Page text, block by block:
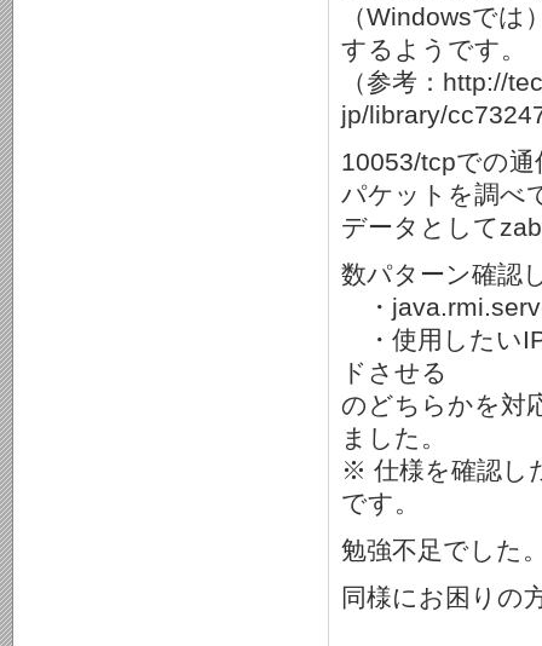
（Windowsで
するようです。
（参考：http://
jp/library/
10053/tcpでの
パケットを調べ
データとして
数パターン確認
・
・使用したい
ドさせる
のどちらかを対
ました。
※ 仕様を確認し
です。
勉強不足でした
同様にお困りの